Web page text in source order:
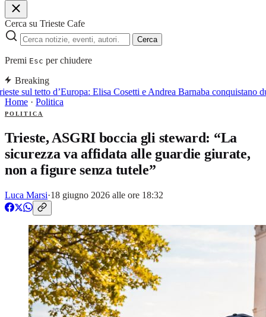
Cerca su Trieste Cafe
Cerca
Premi Esc per chiudere
Breaking
sul tetto d’Europa: Elisa Cosetti e Andrea Barnaba conquistano
Home · Politica
POLITICA
Trieste, ASGRI boccia gli steward: “La
sicurezza va affidata alle guardie giurate,
non a figure senza tutele”
Luca Marsi·18 giugno 2026 alle ore 18:32